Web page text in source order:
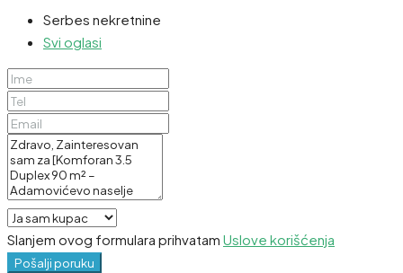
Serbes nekretnine
Svi oglasi
Slanjem ovog formulara prihvatam Uslove korišćenja
Pošalji poruku